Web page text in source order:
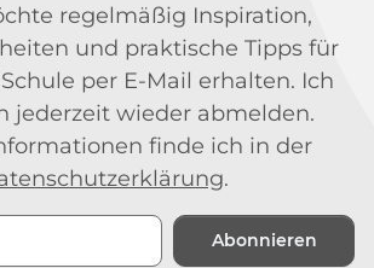
regelmäßig Inspiration,
und praktische Tipps für
per E-Mail erhalten. Ich
jederzeit wieder abmelden.
finde ich in der
.
Abonnieren